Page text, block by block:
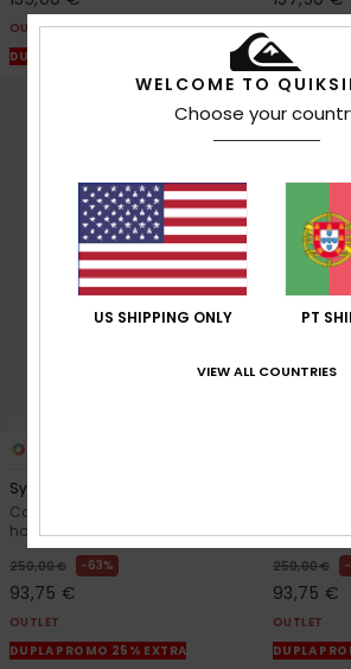
OUTLET
DUPLA PROMO 25% EXTRA
OUTLET
DUPLA
Sycamore Printed 10K
Casaco técnico de snow Preto
homem
250,00 € 63%
93,75 €
OUTLET
DUPLA PROMO 25% EXTRA
Casaco
homem
250,00 €
93,75 €
OUTLET
DUPLA
WELCOME TO
Choose your
US SHIPPING ONLY PT
VIEW ALL COUNTRIES